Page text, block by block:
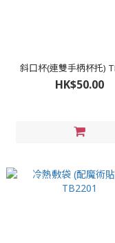
斜口杯(連雙手柄杯托)
HK$50.00